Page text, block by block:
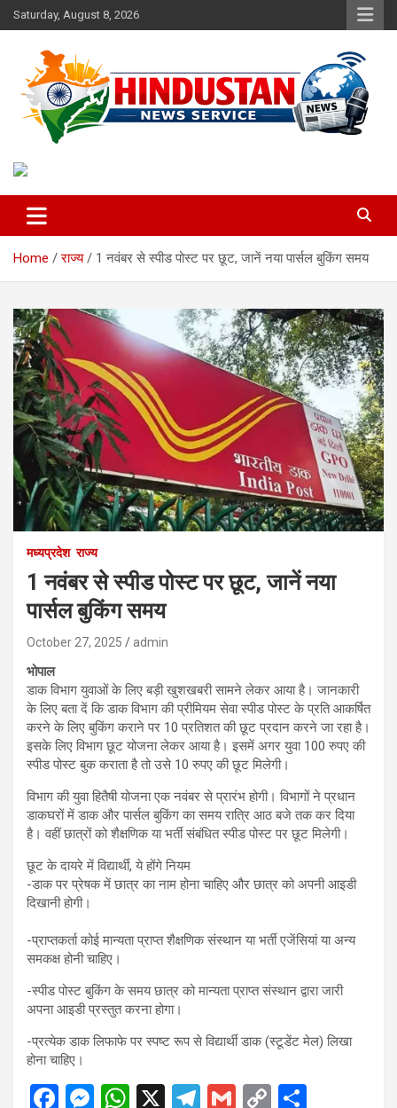
Skip
to
Saturday, August 8, 2026
Hindustan News Service
Home राज्य 1 नवंबर से स्पीड पोस्ट पर छूट, जानें नया पार्सल बुकिंग समय
मध्यप्रदेश राज्य
1 नवंबर से स्पीड पोस्ट पर छूट, जानें नया
पार्सल बुकिंग समय
October 27, 2025 admin
भोपाल
डाक विभाग युवाओं के लिए बड़ी खुशखबरी सामने लेकर आया है। जानकारी
के लिए बता दें कि डाक विभाग की प्रीमियम सेवा स्पीड पोस्ट के प्रति आकर्षित
करने के लिए बुकिंग कराने पर 10 प्रतिशत की छूट प्रदान करने जा रहा है।
इसके लिए विभाग छूट योजना लेकर आया है। इसमें अगर युवा 100 रुपए की
स्पीड पोस्ट बुक कराता है तो उसे 10 रुपए की छूट मिलेगी।
विभाग की युवा हितैषी योजना एक नवंबर से प्रारंभ होगी। विभागों ने प्रधान
डाकघरों में डाक और पार्सल बुकिंग का समय रात्रि आठ बजे तक कर दिया
है। वहीं छात्रों को शैक्षणिक या भर्ती संबंधित स्पीड पोस्ट पर छूट मिलेगी।
छूट के दायरे में विद्यार्थी, ये होंगे नियम
-डाक पर प्रेषक में छात्र का नाम होना चाहिए और छात्र को अपनी आइडी
दिखानी होगी।
-प्राप्तकर्ता कोई मान्यता प्राप्त शैक्षणिक संस्थान या भर्ती एजेंसियां या अन्य
समकक्ष होनी चाहिए।
-स्पीड पोस्ट बुकिंग के समय छात्र को मान्यता प्राप्त संस्थान द्वारा जारी
अपना आइडी प्रस्तुत करना होगा।
-प्रत्येक डाक लिफाफे पर स्पष्ट रूप से विद्यार्थी डाक (स्टूडेंट मेल) लिखा
होना चाहिए।
F
M W X
T
G
C